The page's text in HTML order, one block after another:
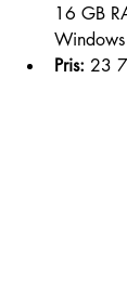
16 GB
Pris: 23